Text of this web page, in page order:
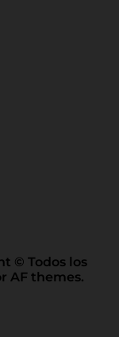
© Todos los
AF themes.